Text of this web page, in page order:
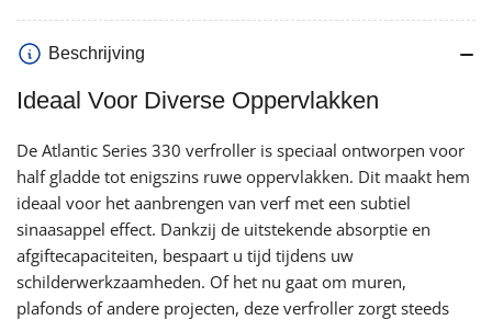
Beschrijving
Ideaal Voor Diverse Oppervlakken
De Atlantic Series 330 verfroller is speciaal ontworpen voor
half gladde tot enigszins ruwe oppervlakken. Dit maakt hem
ideaal voor het aanbrengen van verf met een subtiel
sinaasappel effect. Dankzij de uitstekende absorptie en
afgiftecapaciteiten, bespaart u tijd tijdens uw
schilderwerkzaamheden. Of het nu gaat om muren,
plafonds of andere projecten, deze verfroller zorgt steeds